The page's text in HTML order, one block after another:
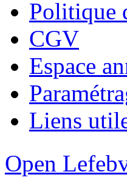
Politique
CGV
Espace
Liens
Open